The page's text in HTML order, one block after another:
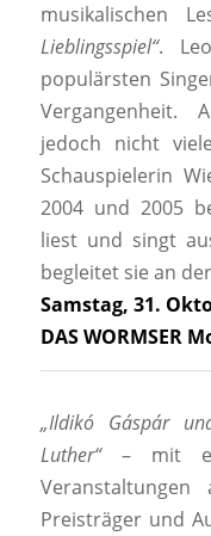
musikalischen
Lieblingsspiel“.
populärsten
Vergangenheit.
jedoch nicht
Schauspielerin
2004 und 2005
liest und singt
begleitet sie an
Samstag, 31.
DAS WORMSER
„Ildikó Gáspár
Luther“– mit
Veranstaltungen
Preisträger und